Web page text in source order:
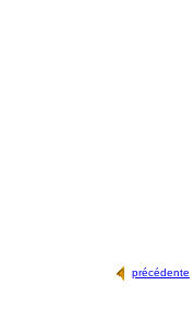
précédente